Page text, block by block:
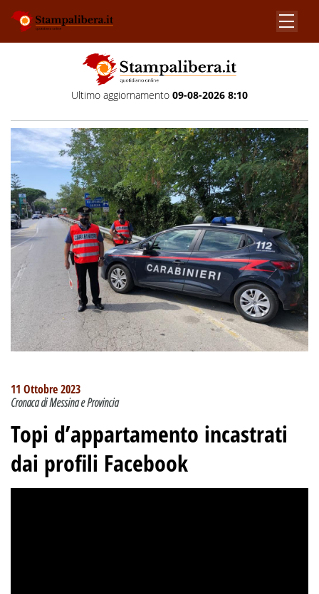
Ultimo aggiornamento 09-08-2026 8:10
11 Ottobre 2023
Cronaca di Messina e Provincia
Topi d’appartamento incastrati
dai profili Facebook